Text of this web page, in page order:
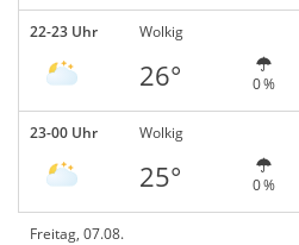
22-23 Uhr Wolkig
26° 0 %
23-00 Uhr Wolkig
25° 0 %
Freitag, 07.08.